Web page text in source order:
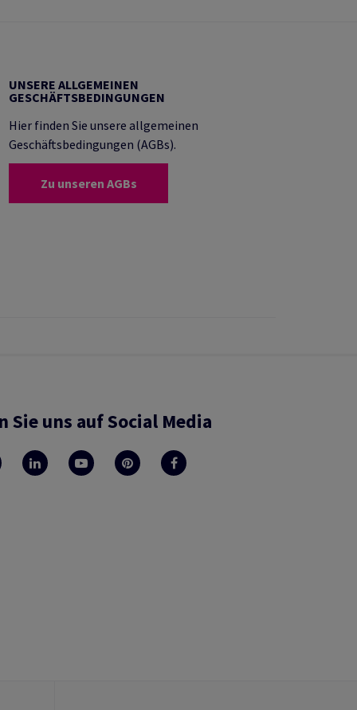
UNSERE ALLGEMEINEN
GESCHÄFTSBEDINGUNGEN
Hier finden Sie unsere allgemeinen
Geschäftsbedingungen (AGBs).
Zu unseren AGBs
Sie uns auf Social Media